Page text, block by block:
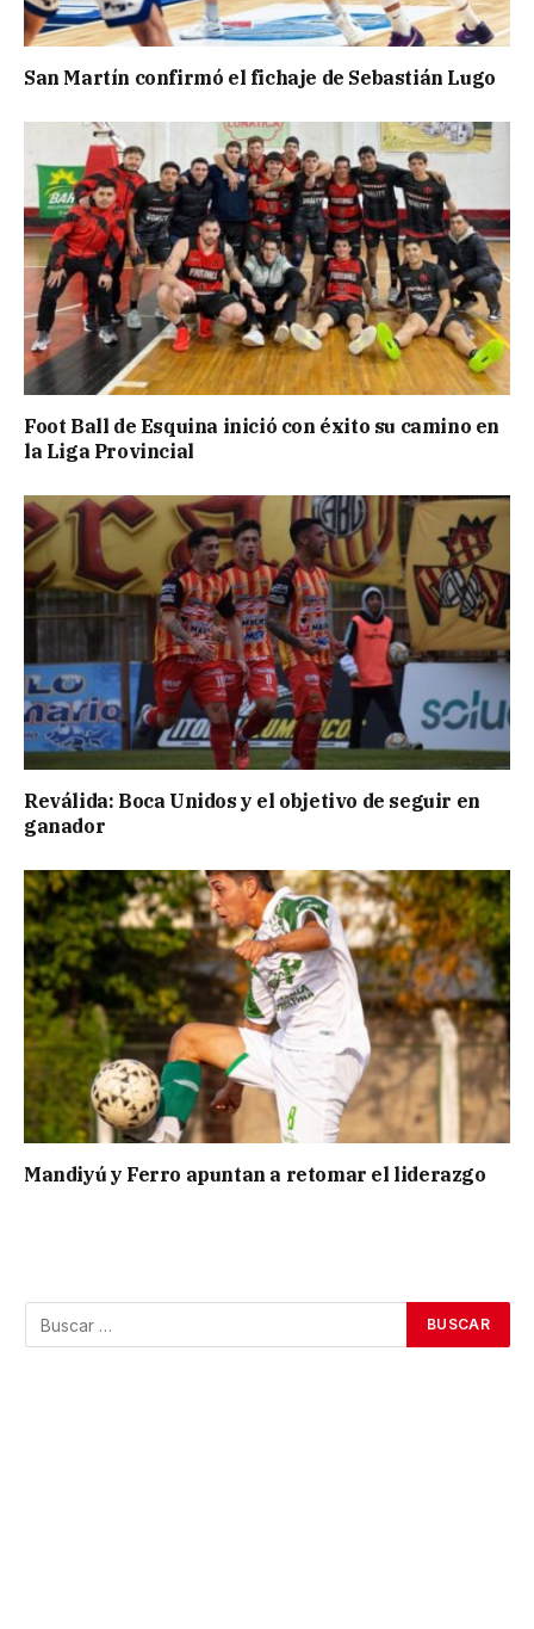
San Martín confirmó el fichaje de Sebastián Lugo
Foot Ball de Esquina inició con éxito su camino en
la Liga Provincial
Reválida: Boca Unidos y el objetivo de seguir en
ganador
Mandiyú y Ferro apuntan a retomar el liderazgo